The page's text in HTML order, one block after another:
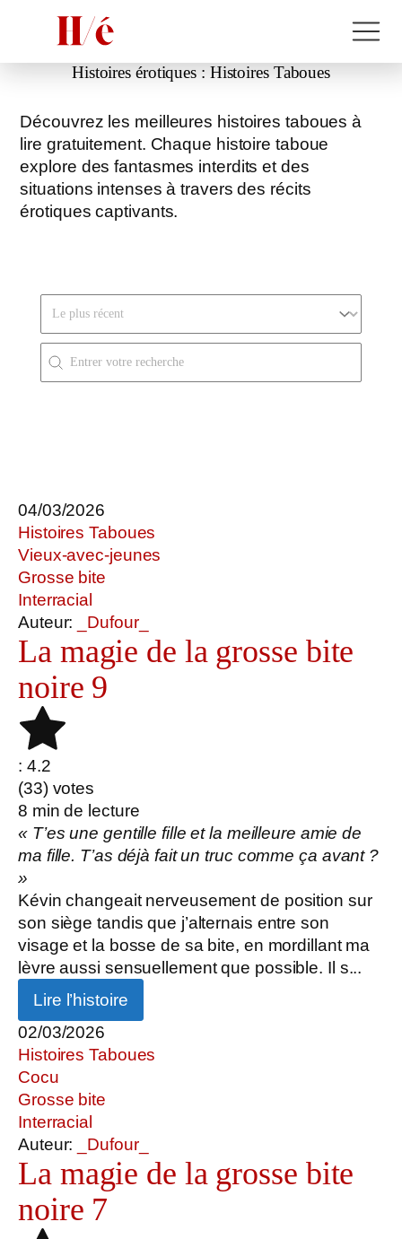
Histoires érotiques : Histoires Taboues
Découvrez les meilleures histoires taboues à
lire gratuitement. Chaque histoire taboue
explore des fantasmes interdits et des
situations intenses à travers des récits
érotiques captivants.
Trier par
Search FR
Rechercher
04/03/2026
Histoires Taboues
Vieux-avec-jeunes
Grosse bite
Interracial
Auteur:
_Dufour_
La magie de la grosse bite
noire 9
: 4.2
(33) votes
8 min de lecture
« T’es une gentille fille et la meilleure amie de
ma fille. T’as déjà fait un truc comme ça avant ?
»
Kévin changeait nerveusement de position sur
son siège tandis que j’alternais entre son
visage et la bosse de sa bite, en mordillant ma
lèvre aussi sensuellement que possible. Il s...
Lire l’histoire
02/03/2026
Histoires Taboues
Cocu
Grosse bite
Interracial
Auteur:
_Dufour_
La magie de la grosse bite
noire 7